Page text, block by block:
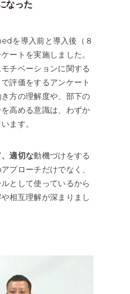
なった
を導入前と導入後（８
ートを実施しました。
チベーションに関する
評価をするアンケート
方の理解度や、部下の
高める意識は、わずか
ます。
適切な動機づけをする
プローチだけでなく、
として使っているから
相互理解が深まりまし